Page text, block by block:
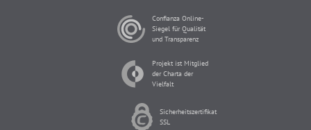
Confianza Online-
Siegel für Qualität
und Transparenz
Projekt ist Mitglied
der Charta der
Vielfalt
Sicherheitszertifikat
SSL